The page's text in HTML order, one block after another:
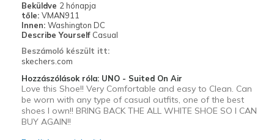
Beküldve 2 hónapja
tőle: VMAN911
Innen: Washington DC
Describe Yourself Casual
Beszámoló készült itt:
skechers.com
Hozzászólások róla: UNO - Suited On Air
Love this Shoe!! Very Comfortable and easy to Clean. Can
be worn with any type of casual outfits, one of the best
shoes I own!! BRING BACK THE ALL WHITE SHOE SO I CAN
BUY AGAIN!!